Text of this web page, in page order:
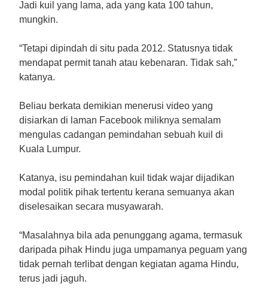
Jadi kuil yang lama, ada yang kata 100 tahun,
mungkin.
“Tetapi dipindah di situ pada 2012. Statusnya tidak
mendapat permit tanah atau kebenaran. Tidak sah,”
katanya.
Beliau berkata demikian menerusi video yang
disiarkan di laman Facebook miliknya semalam
mengulas cadangan pemindahan sebuah kuil di
Kuala Lumpur.
Katanya, isu pemindahan kuil tidak wajar dijadikan
modal politik pihak tertentu kerana semuanya akan
diselesaikan secara musyawarah.
“Masalahnya bila ada penunggang agama, termasuk
daripada pihak Hindu juga umpamanya peguam yang
tidak pernah terlibat dengan kegiatan agama Hindu,
terus jadi jaguh.